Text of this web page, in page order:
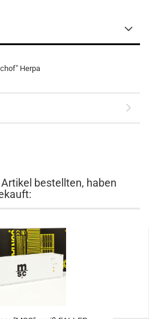
Herpa
bestellten, haben